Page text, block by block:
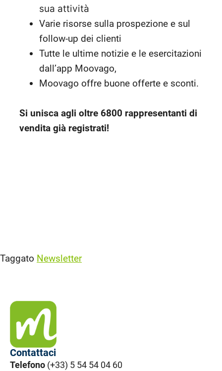
sua attività
Varie risorse sulla prospezione e sul
follow-up dei clienti
Tutte le ultime notizie e le esercitazioni
dall’app Moovago,
Moovago offre buone offerte e sconti.
Si unisca agli oltre 6800 rappresentanti di
vendita già registrati!
Taggato Newsletter
Contattaci
Telefono (+33) 5 54 54 04 60